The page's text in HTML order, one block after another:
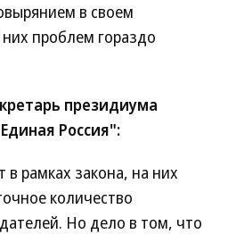
в своем
проблем гораздо
президиума
Россия":
рамках закона, на них
количество
Но дело в том, что